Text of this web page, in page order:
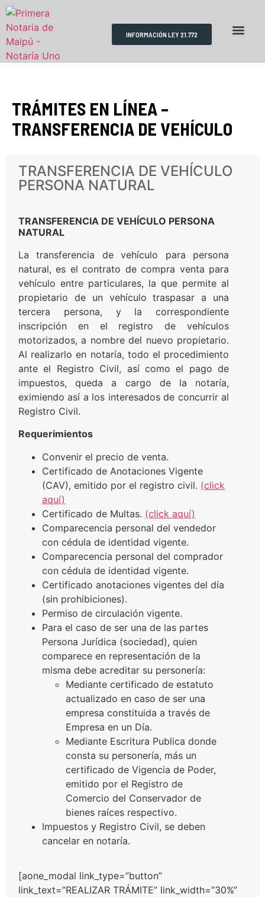
INFORMACIÓN LEY 21.772
TRÁMITES EN LÍNEA –
TRANSFERENCIA DE VEHÍCULO
TRANSFERENCIA DE VEHÍCULO
PERSONA NATURAL
TRANSFERENCIA DE VEHÍCULO PERSONA
NATURAL
La transferencia de vehículo para persona
natural, es el contrato de compra venta para
vehículo entre particulares, la que permite al
propietario de un vehículo traspasar a una
tercera persona, y la correspondiente
inscripción en el registro de vehículos
motorizados, a nombre del nuevo propietario.
Al realizarlo en notaría, todo el procedimiento
ante el Registro Civil, así como el pago de
impuestos, queda a cargo de la notaría,
eximiendo así a los interesados de concurrir al
Registro Civil.
Requerimientos
Convenir el precio de venta.
Certificado de Anotaciones Vigente
(CAV), emitido por el registro civil. (click
aquí)
Certificado de Multas. (click aquí)
Comparecencia personal del vendedor
con cédula de identidad vigente.
Comparecencia personal del comprador
con cédula de identidad vigente.
Certificado anotaciones vigentes del día
(sin prohibiciones).
Permiso de circulación vigente.
Para el caso de ser una de las partes
Persona Jurídica (sociedad), quien
comparece en representación de la
misma debe acreditar su personería:
Mediante certificado de estatuto
actualizado en caso de ser una
empresa constituida a través de
Empresa en un Día.
Mediante Escritura Publica donde
consta su personería, más un
certificado de Vigencia de Poder,
emitido por el Registro de
Comercio del Conservador de
bienes raíces respectivo.
Impuestos y Registro Civil, se deben
cancelar en notaría.
[aone_modal link_type=”button”
link_text=”REALIZAR TRÁMITE” link_width=”30%”